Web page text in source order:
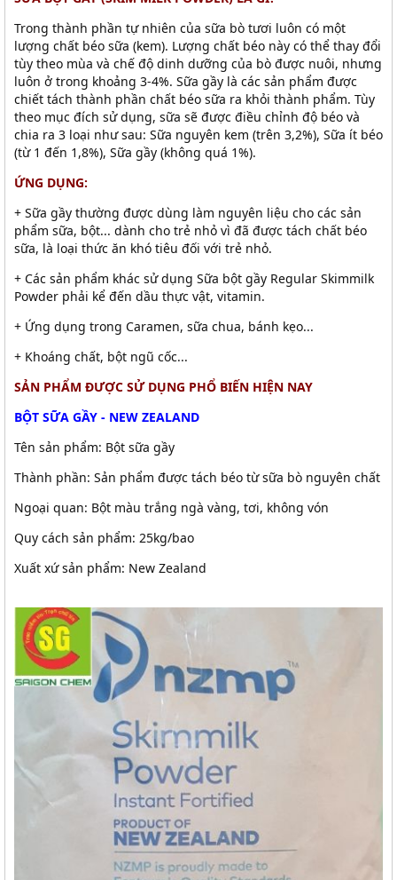
Trong thành phần tự nhiên của sữa bò tươi luôn có một
lượng chất béo sữa (kem). Lượng chất béo này có thể thay đổi
tùy theo mùa và chế độ dinh dưỡng của bò được nuôi, nhưng
luôn ở trong khoảng 3-4%. Sữa gầy là các sản phẩm được
chiết tách thành phần chất béo sữa ra khỏi thành phẩm. Tùy
theo mục đích sử dụng, sữa sẽ được điều chỉnh độ béo và
chia ra 3 loại như sau: Sữa nguyên kem (trên 3,2%), Sữa ít béo
(từ 1 đến 1,8%), Sữa gầy (không quá 1%).
ỨNG DỤNG:
+ Sữa gầy thường được dùng làm nguyên liệu cho các sản
phẩm sữa, bột... dành cho trẻ nhỏ vì đã được tách chất béo
sữa, là loại thức ăn khó tiêu đối với trẻ nhỏ.
+ Các sản phẩm khác sử dụng Sữa bột gầy Regular Skimmilk
Powder phải kể đến dầu thực vật, vitamin.
+ Ứng dụng trong Caramen, sữa chua, bánh kẹo...
+ Khoáng chất, bột ngũ cốc...
SẢN PHẨM ĐƯỢC SỬ DỤNG PHỔ BIẾN HIỆN NAY
BỘT SỮA GẦY - NEW ZEALAND
Tên sản phẩm: Bột sữa gầy
Thành phần: Sản phẩm được tách béo từ sữa bò nguyên chất
Ngoại quan: Bột màu trắng ngà vàng, tơi, không vón
Quy cách sản phẩm: 25kg/bao
Xuất xứ sản phẩm: New Zealand